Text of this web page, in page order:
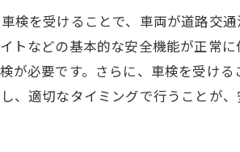
検を受けることで、車両が道路交
トなどの基本的な安全機能が正常
が必要です。さらに、車検を受ける
、適切なタイミングで行うことが